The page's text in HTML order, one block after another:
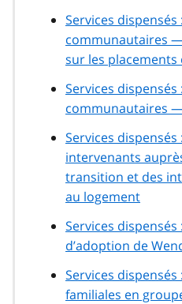
Services
communautaires
sur les
Services
communautaires
Services
intervenants
transition et des
au logement
Services
d’adoption de
Services dispensés
familiales en